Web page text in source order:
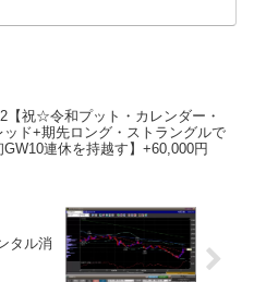
【祝☆令和プット・カレンダー・
ッド+期先ロング・ストラングルで
GW10連休を持越す】+60,000円
タル消